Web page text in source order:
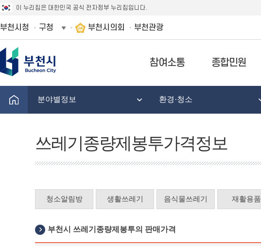
이 누리집은 대한민국 공식 전자정부 누리집입니다.
부천시청 구청 부천시의회 부천관광
참여소통 종합민원
분야별정보 환경·청소
쓰레기종량제봉투가격정보
청소알림방 생활쓰레기 음식물쓰레기 재활용품
부천시 쓰레기종량제봉투의 판매가격